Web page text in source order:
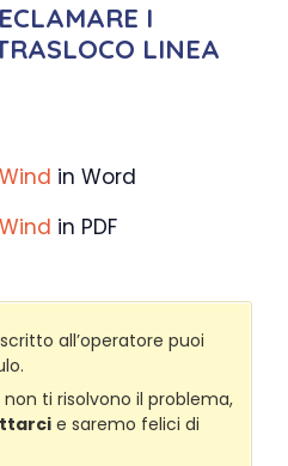
I
LINEA
in Word
in PDF
all’operatore puoi
ti risolvono il problema,
e saremo felici di